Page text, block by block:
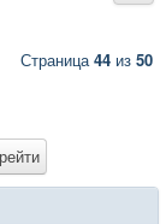
Страница 44 из 50